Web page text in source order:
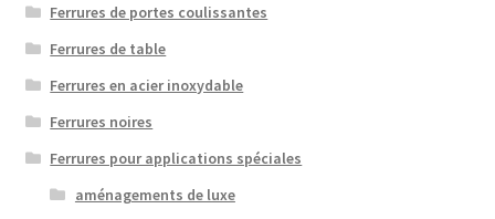
Ferrures de portes coulissantes
Ferrures de table
Ferrures en acier inoxydable
Ferrures noires
Ferrures pour applications spéciales
aménagements de luxe